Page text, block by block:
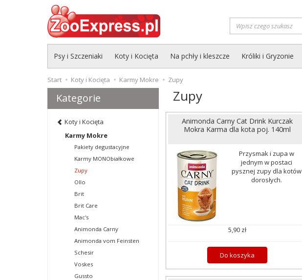
Psy i Szczeniaki Koty i Kocięta Na pchły i kleszcze Króliki i Gryzonie
Start Koty i Kocięta Karmy Mokre Zupy
Zupy
Animonda Carny Cat Drink Kurczak
Mokra Karma dla kota poj. 140ml
Przysmak i zupa w
jednym w postaci
pysznej zupy dla kotów
dorosłych.
5,90 zł
Do koszyka
Kategorie
Koty i Kocięta
Karmy Mokre
Pakiety degustacyjne
Karmy MONObiałkowe
Zupy
Ollo
Brit
Brit Care
Mac's
Animonda Carny
Animonda vom Feinsten
Schesir
Voskes
Gussto